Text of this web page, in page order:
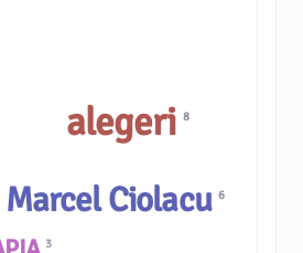
alegeri 8
Marcel Ciolacu6
3